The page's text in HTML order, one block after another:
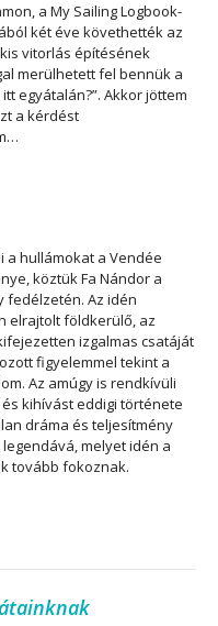
a My Sailing Logbook-
két éve követhették az
vitorlás építésének
merülhetett fel bennük a
egyátalán?”. Akkor jöttem
a kérdést
a hullámokat a Vendée
köztük Fa Nándor a
fedélzetén. Az idén
elrajtolt földkerülő, az
izgalmas csatáját
figyelemmel tekint a
Az amúgy is rendkívüli
kihívást eddigi története
dráma és teljesítmény
melyet idén a
tovább fokoznak.